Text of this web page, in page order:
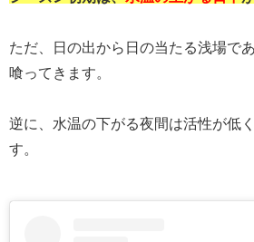
ただ、日の出から日の当たる浅場で
喰ってきます。
逆に、水温の下がる夜間は活性が低
す。